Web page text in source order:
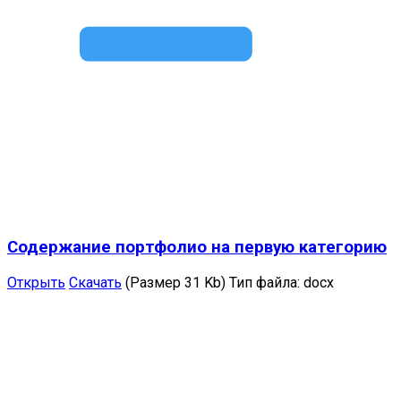
Содержание портфолио на первую категорию
Открыть Скачать (Размер 31 Kb) Тип файла: docx